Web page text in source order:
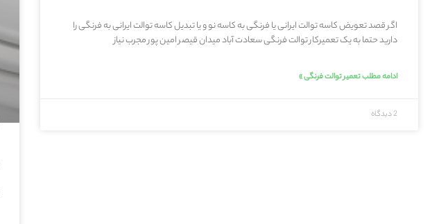
اگر قصد تعویض کاسه توالت ایرانی یا فرنگی به کاسه نو و یا تبدیل کاسه توالت ایرانی به فرنگی را
دارید حتما به یک تعمیرکار توالت فرنگی سعادت آباد میدان قیصر امین پور مجرب نیاز
ادامه مطلب تعمیر توالت فرنگی »
2 دیدگاه